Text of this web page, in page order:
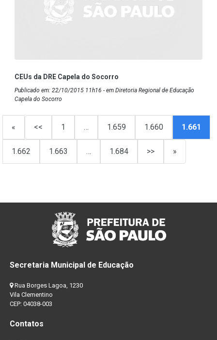
CEUs da DRE Capela do Socorro
Publicado em: 22/10/2015 11h16 - em Diretoria Regional de Educação
Capela do Socorro
« << 1 … 1.659 1.660 1.661
1.662 1.663 … 1.684 >> »
Secretaria Municipal de Educação
Rua Borges Lagoa, 1230
Vila Clementino
CEP: 04038-003
Contatos